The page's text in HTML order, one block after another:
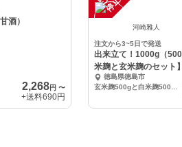
酒）
2,268円 〜
+送料690円
河崎雅人
注文から3~5日で発送
出来立て！1000g（
米麹と玄米麹のセット
神力徳島県徳島市